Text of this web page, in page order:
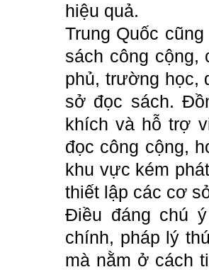
hiệu quả.
Trung Quốc
sách công cộng,
phủ, trường học,
sở đọc sách.
khích và hỗ trợ
đọc công cộng,
khu vực kém
thiết lập các cơ
Điều đáng chú
chính, pháp lý
mà nằm ở cách